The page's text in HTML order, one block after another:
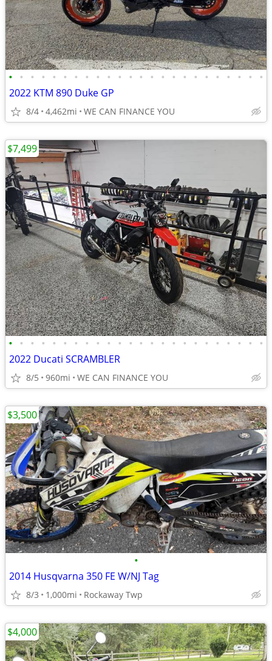
• • • • • • • • • • • • • • • • • • • • • • • •
2022 KTM 890 Duke GP
8/4 4,462mi WE CAN FINANCE YOU
• • • • • • • • • • • • • • • • • • • • • • • •
2022 Ducati SCRAMBLER
8/5 960mi WE CAN FINANCE YOU
$7,499
•
2014 Husqvarna 350 FE W/NJ Tag
8/3 1,000mi Rockaway Twp
$3,500
$4,000